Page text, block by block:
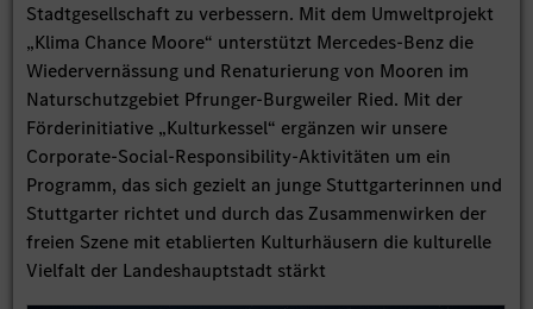
Stadtgesellschaft zu verbessern. Mit dem Umweltprojekt
„Klima Chance Moore“ unterstützt Mercedes-Benz die
Wiedervernässung und Renaturierung von Mooren im
Naturschutzgebiet Pfrunger‑Burgweiler Ried. Mit der
Förderinitiative „Kulturkessel“ ergänzen wir unsere
Corporate-Social-Responsibility-Aktivitäten um ein
Programm, das sich gezielt an junge Stuttgarterinnen und
Stuttgarter richtet und durch das Zusammenwirken der
freien Szene mit etablierten Kulturhäusern die kulturelle
Vielfalt der Landeshauptstadt stärkt